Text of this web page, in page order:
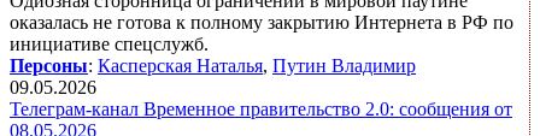
оказалась не готова к полному закрытию Интернета в РФ по
инициативе спецслужб.
Персоны: Касперская Наталья, Путин Владимир
09.05.2026
Телеграм-канал Временное правительство 2.0: сообщения от
08.05.2026